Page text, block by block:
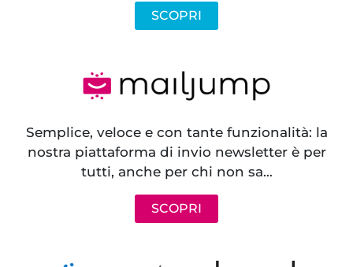
SCOPRI
Semplice, veloce e con tante funzionalità: la
nostra piattaforma di invio newsletter è per
tutti, anche per chi non sa…
SCOPRI